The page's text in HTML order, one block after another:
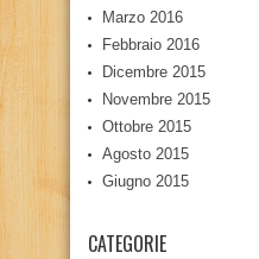
Marzo 2016
Febbraio 2016
Dicembre 2015
Novembre 2015
Ottobre 2015
Agosto 2015
Giugno 2015
CATEGORIE